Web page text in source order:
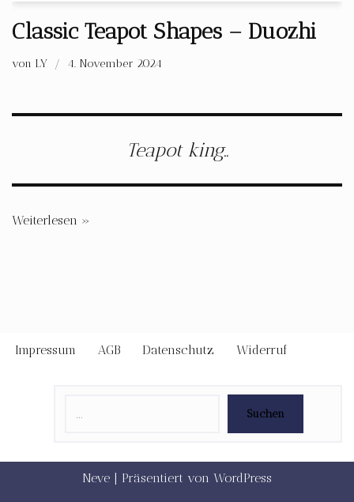
Classic Teapot Shapes – Duozhi
von LY 4. November 2024
Teapot king..
Weiterlesen »
Impressum AGB Datenschutz Widerruf
Suchen
Neve | Präsentiert von WordPress